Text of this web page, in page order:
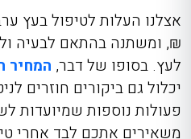
₪, ומשתנה בהתאם לבעיה
לעץ. בסופו של דבר, המחיר
יכלול גם ביקורים חוזרים
פעולות נוספות שמיועדות
משאירים אתכם לבד אחרי